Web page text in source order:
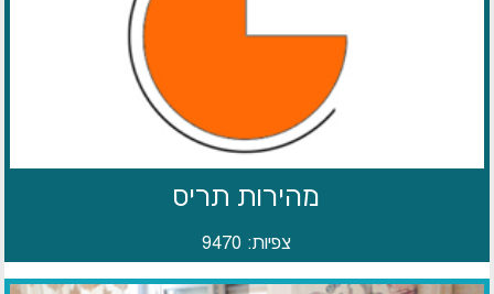
מהירות תריס
צפיות: 9470